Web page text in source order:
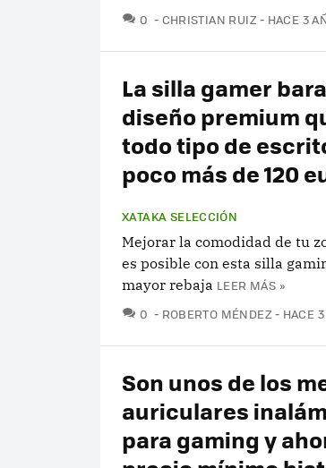
0 COMENTARIOS
CHRISTIAN RUIZ HACE 3
La silla gamer
diseño premium
todo tipo de
poco más de 120
XATAKA SELECCIÓN
Mejorar la comodidad de tu
es posible con esta silla
mayor rebaja LEER MÁS »
0 COMENTARIOS
ROBERTO MÉNDEZ HACE
Son unos de los
auriculares
para gaming y